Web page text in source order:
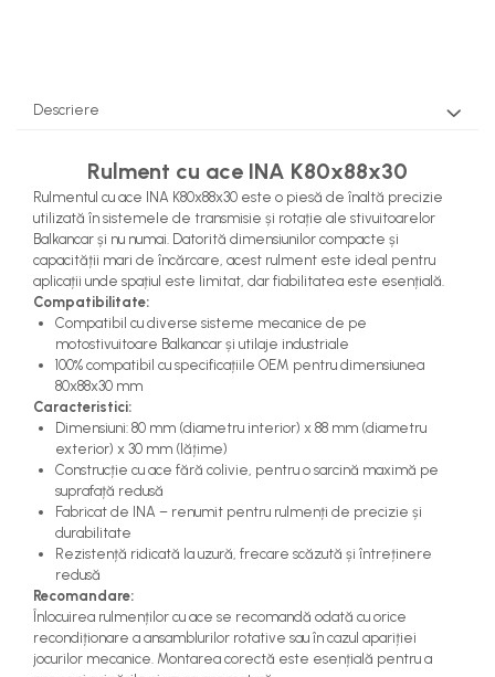
Ventilatoare Răcire
Descriere
Rulment cu ace INA K80x88x30
Rulmentul cu ace INA K80x88x30 este o piesă de înaltă precizie
utilizată în sistemele de transmisie și rotație ale stivuitoarelor
Balkancar și nu numai. Datorită dimensiunilor compacte și
capacității mari de încărcare, acest rulment este ideal pentru
aplicații unde spațiul este limitat, dar fiabilitatea este esențială.
Compatibilitate:
Compatibil cu diverse sisteme mecanice de pe
motostivuitoare Balkancar și utilaje industriale
100% compatibil cu specificațiile OEM pentru dimensiunea
80x88x30 mm
Caracteristici:
Dimensiuni: 80 mm (diametru interior) x 88 mm (diametru
exterior) x 30 mm (lățime)
Construcție cu ace fără colivie, pentru o sarcină maximă pe
suprafață redusă
Fabricat de INA – renumit pentru rulmenți de precizie și
durabilitate
Rezistență ridicată la uzură, frecare scăzută și întreținere
redusă
Recomandare:
Înlocuirea rulmenților cu ace se recomandă odată cu orice
recondiționare a ansamblurilor rotative sau în cazul apariției
jocurilor mecanice. Montarea corectă este esențială pentru a